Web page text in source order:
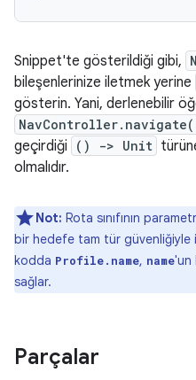
Snippet'te gösterildiği gibi,
bileşenlerinize iletmek yerine
gösterin. Yani, derlenebilir
geçirdiği
() -> Unit
olmalıdır.
Not: Rota sınıfının
bir hedefe tam tür güvenliğiyle
kodda Profile.name, name'un
sağlar.
Parçalar